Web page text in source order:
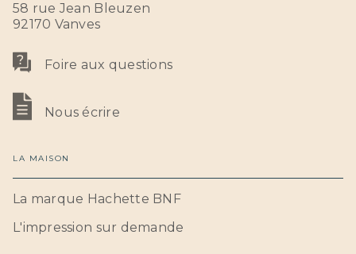
58 rue Jean Bleuzen
92170 Vanves
Foire aux questions
Nous écrire
LA MAISON
La marque Hachette BNF
L'impression sur demande